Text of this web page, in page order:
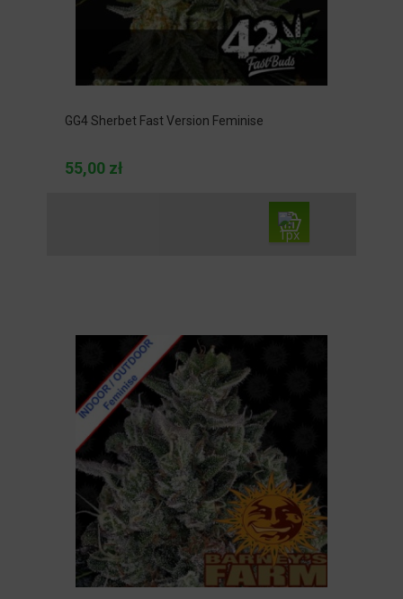
GG4 Sherbet Fast Version Feminise
55,00 zł